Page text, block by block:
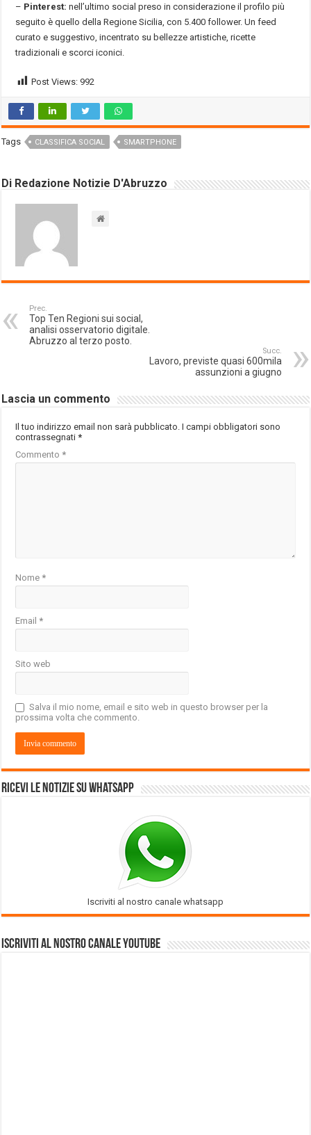
– Pinterest: nell’ultimo social preso in considerazione il profilo più
seguito è quello della Regione Sicilia, con 5.400 follower. Un feed
curato e suggestivo, incentrato su bellezze artistiche, ricette
tradizionali e scorci iconici.
Post Views: 992
Tags CLASSIFICA SOCIAL SMARTPHONE
Di Redazione Notizie D'Abruzzo
Prec.
Top Ten Regioni sui social,
analisi osservatorio digitale.
Abruzzo al terzo posto.
Succ.
Lavoro, previste quasi 600mila
assunzioni a giugno
Lascia un commento
Il tuo indirizzo email non sarà pubblicato. I campi obbligatori sono
contrassegnati*
Commento*
Nome*
Email*
Sito web
Salva il mio nome, email e sito web in questo browser per la
prossima volta che commento.
Ricevi le notizie su Whatsapp
Iscriviti al nostro canale whatsapp
Iscriviti al nostro Canale Youtube